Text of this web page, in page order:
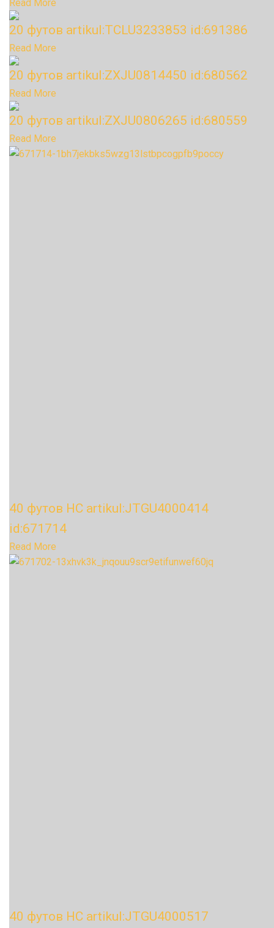
Read More
20 футов artikul:TCLU3233853 id:691386
Read More
20 футов artikul:ZXJU0814450 id:680562
Read More
20 футов artikul:ZXJU0806265 id:680559
Read More
40 футов HC artikul:JTGU4000414
id:671714
Read More
40 футов HC artikul:JTGU4000517